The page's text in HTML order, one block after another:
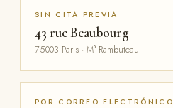
SIN CITA PREVIA
43 rue Beaubourg
75003 Paris · M° Rambuteau
POR CORREO ELECTRÓNICO